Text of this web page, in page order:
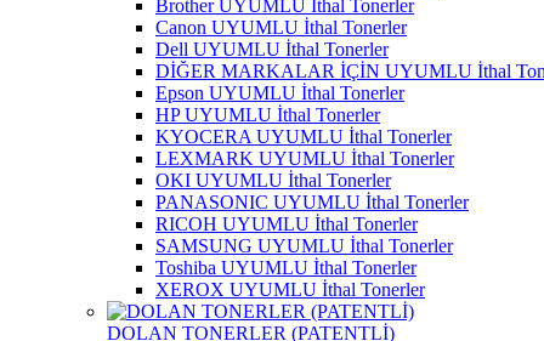
Brother UYUMLU İthal Tonerler
Canon UYUMLU İthal Tonerler
Dell UYUMLU İthal Tonerler
DİĞER MARKALAR İÇİN UYUMLU İthal
Epson UYUMLU İthal Tonerler
HP UYUMLU İthal Tonerler
KYOCERA UYUMLU İthal Tonerler
LEXMARK UYUMLU İthal Tonerler
OKI UYUMLU İthal Tonerler
PANASONIC UYUMLU İthal Tonerler
RICOH UYUMLU İthal Tonerler
SAMSUNG UYUMLU İthal Tonerler
Toshiba UYUMLU İthal Tonerler
XEROX UYUMLU İthal Tonerler
DOLAN TONERLER (PATENTLİ)